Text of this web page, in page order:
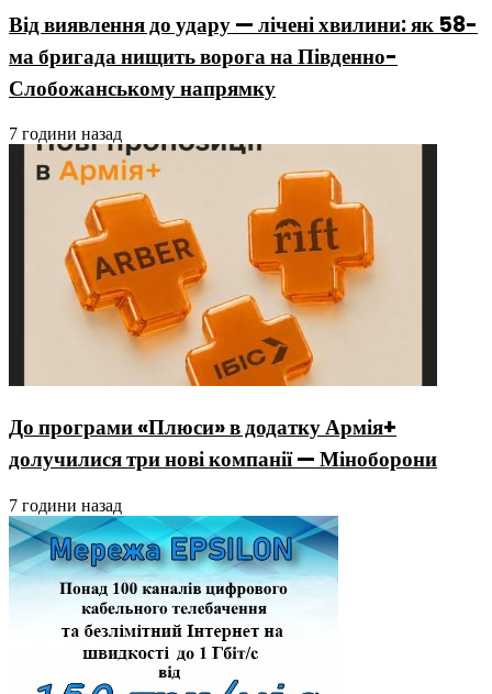
Від виявлення до удару — лічені хвилини: як 58-
ма бригада нищить ворога на Південно-
Слобожанському напрямку
7 години назад
До програми «Плюси» в додатку Армія+
долучилися три нові компанії — Міноборони
7 години назад